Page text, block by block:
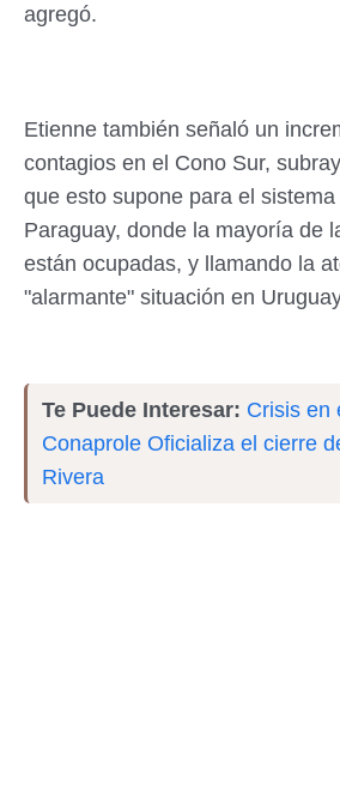
agregó.
Etienne también señaló un
contagios en el Cono Sur,
que esto supone para el
Paraguay, donde la mayoría de
están ocupadas, y llamando la
"alarmante" situación en
Te Puede Interesar: Crisis en
Conaprole Oficializa el cierre
Rivera